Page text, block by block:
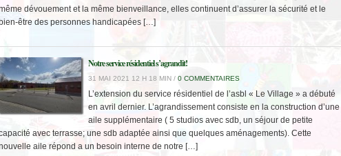
dévouement et la même bienveillance, elles continuent d’assurer la sécurité et le
bien-être des personnes handicapées […]
Notre service résidentiel s’agrandit!
31 MAI 2021 12 H 18 MIN / 0 COMMENTAIRES
L’extension du service résidentiel de l’asbl « Le Village » a débuté
en avril dernier. L’agrandissement consiste en la construction d’une
aile supplémentaire ( 5 studios avec sdb, un séjour de petite
avec terrasse; une sdb adaptée ainsi que quelques aménagements). Cette
aile répond a un besoin interne de notre […]